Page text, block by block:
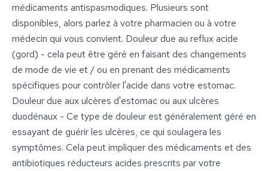
médicaments antispasmodiques. Plusieurs sont
disponibles, alors parlez à votre pharmacien ou à votre
médecin qui vous convient. Douleur due au reflux acide
(gord) - cela peut être géré en faisant des changements
de mode de vie et / ou en prenant des médicaments
spécifiques pour contrôler l'acide dans votre estomac.
Douleur due aux ulcères d'estomac ou aux ulcères
duodénaux - Ce type de douleur est généralement géré en
essayant de guérir les ulcères, ce qui soulagera les
symptômes. Cela peut impliquer des médicaments et des
antibiotiques réducteurs acides prescrits par votre